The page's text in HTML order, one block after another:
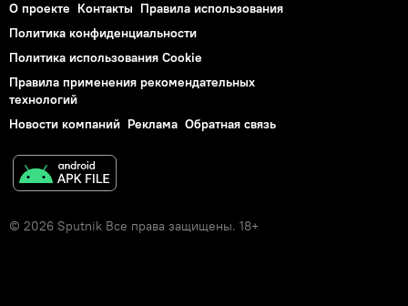
О проекте Контакты Правила использования
Политика конфиденциальности
Политика использования Cookie
Правила применения рекомендательных
технологий
Новости компаний Реклама Обратная связь
© 2026 Sputnik Все права защищены. 18+